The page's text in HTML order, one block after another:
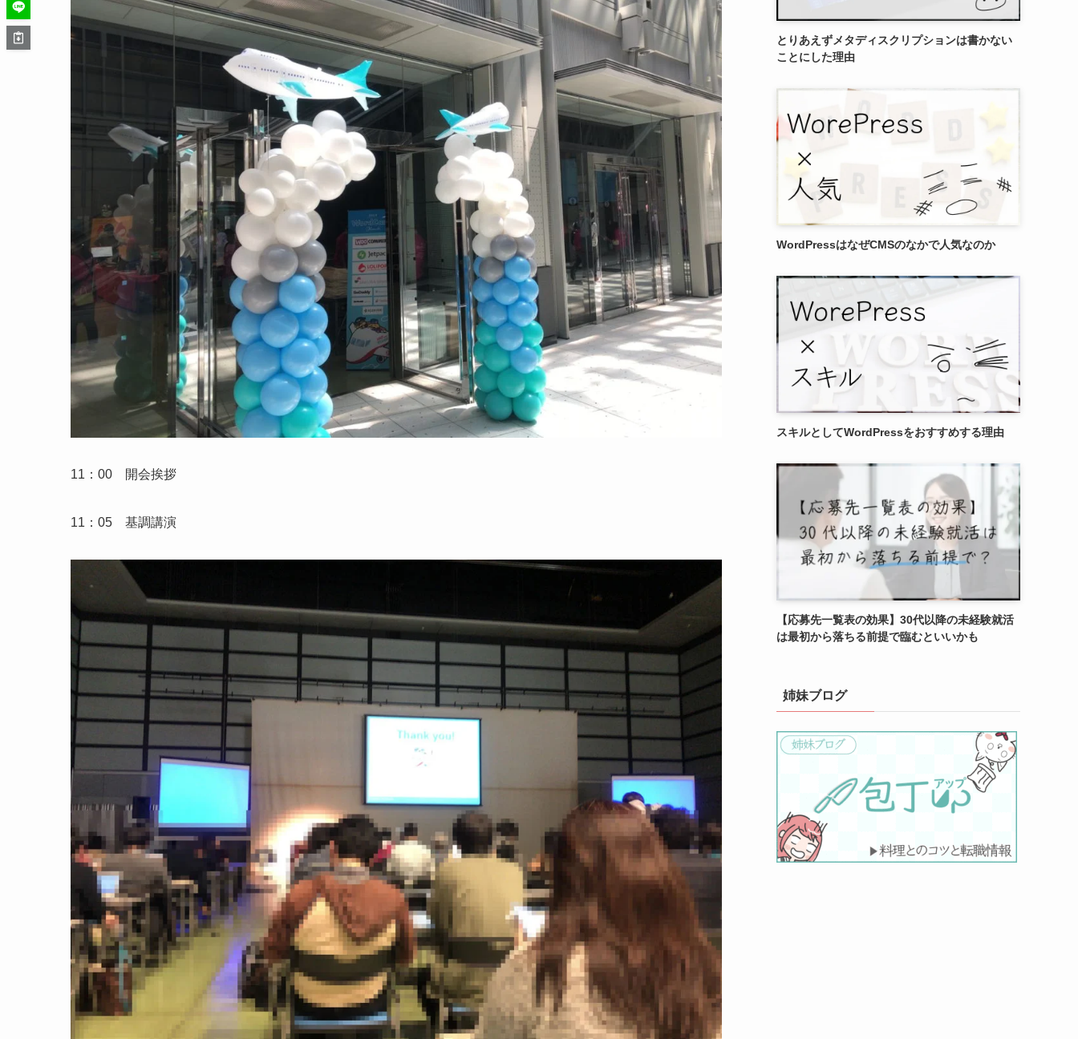
11：00 開会挨拶
11：05 基調講演
とりあえずメタディスクリプションは書かない
ことにした理由
WordPressはなぜCMSのなかで人気なのか
スキルとしてWordPressをおすすめする理由
【応募先一覧表の効果】30代以降の未経験就活
は最初から落ちる前提で臨むといいかも
姉妹ブログ